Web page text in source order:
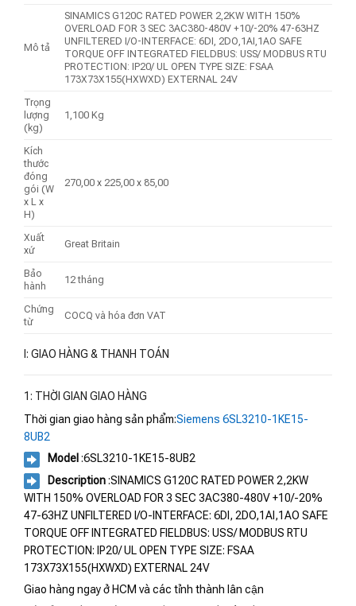
Mô tả
SINAMICS G120C RATED POWER 2,2KW WITH 150%
OVERLOAD FOR 3 SEC 3AC380-480V +10/-20% 47-63HZ
UNFILTERED I/O-INTERFACE: 6DI, 2DO,1AI,1AO SAFE
TORQUE OFF INTEGRATED FIELDBUS: USS/ MODBUS RTU
PROTECTION: IP20/ UL OPEN TYPE SIZE: FSAA
173X73X155(HXWXD) EXTERNAL 24V
Trọng
lượng
(kg)
1,100 Kg
Kích
thước
đóng
gói (W
x L x
H)
270,00 x 225,00 x 85,00
Xuất
xứ
Great Britain
Bảo
hành
12 tháng
Chứng
từ
COCQ và hóa đơn VAT
I: GIAO HÀNG & THANH TOÁN
1: THỜI GIAN GIAO HÀNG
Thời gian giao hàng sản phẩm:Siemens 6SL3210-1KE15-
8UB2
Model :6SL3210-1KE15-8UB2
Description:SINAMICS G120C RATED POWER 2,2KW
WITH 150% OVERLOAD FOR 3 SEC 3AC380-480V +10/-20%
47-63HZ UNFILTERED I/O-INTERFACE: 6DI, 2DO,1AI,1AO SAFE
TORQUE OFF INTEGRATED FIELDBUS: USS/ MODBUS RTU
PROTECTION: IP20/ UL OPEN TYPE SIZE: FSAA
173X73X155(HXWXD) EXTERNAL 24V
Giao hàng ngay ở HCM và các tỉnh thành lân cận